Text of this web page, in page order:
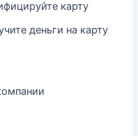
карту
деньги на карту